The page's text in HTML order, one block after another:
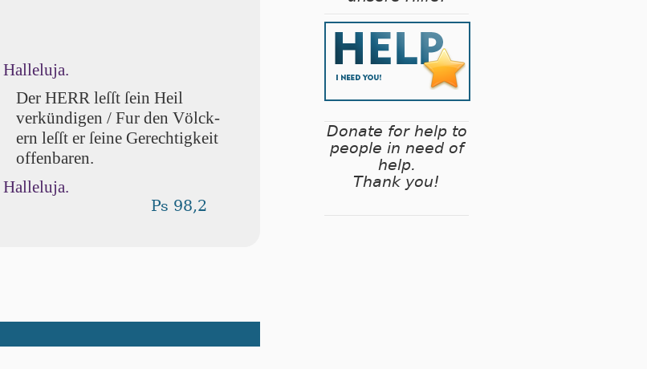
Halleluja.
Der HERR leſſt ſein Heil
verkündigen / Fur den Völ­ck­
ern leſſt er ſei­ne Gerechtigkeit
offenbaren.
Halleluja.
Ps 98,2
Donate for help to
people in need of
help.
Thank you!